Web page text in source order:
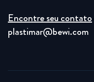
Encontre seu contato
plastimar@bewi.com